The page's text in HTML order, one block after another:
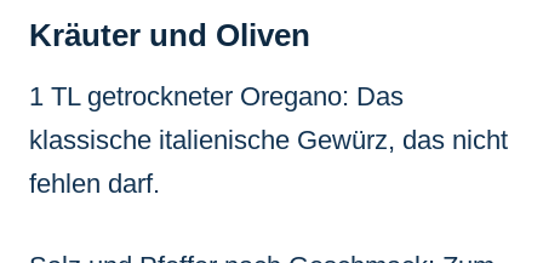
Kräuter und Oliven
1 TL getrockneter Oregano: Das
klassische italienische Gewürz, das nicht
fehlen darf.